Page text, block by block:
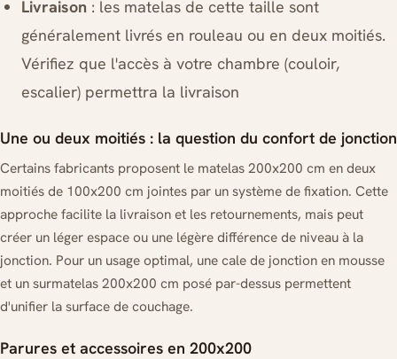
Livraison : les matelas de cette taille sont
généralement livrés en rouleau ou en deux moitiés.
Vérifiez que l'accès à votre chambre (couloir,
escalier) permettra la livraison
Une ou deux moitiés : la question du confort de jonction
Certains fabricants proposent le matelas 200x200 cm en deux
moitiés de 100x200 cm jointes par un système de fixation. Cette
approche facilite la livraison et les retournements, mais peut
créer un léger espace ou une légère différence de niveau à la
jonction. Pour un usage optimal, une cale de jonction en mousse
et un surmatelas 200x200 cm posé par-dessus permettent
d'unifier la surface de couchage.
Parures et accessoires en 200x200